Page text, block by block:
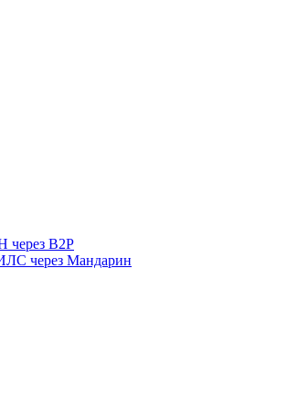
через B2P
через Мандарин